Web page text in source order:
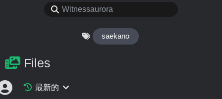
saekano
Files
最新的